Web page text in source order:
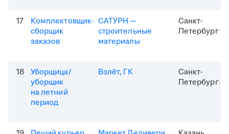
17
Комплектовщик-
сборщик
заказов
САТУРН —
строительные
материалы
Санкт-
Петербург
18
Уборщица/
уборщик
на летний
период
Взлёт, ГК
Санкт-
Петербург